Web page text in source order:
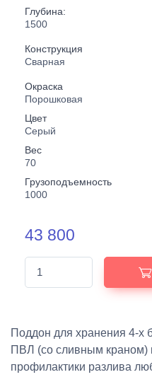
Глубина:
1500
Конструкция
Сварная
Окраска
Порошковая
Цвет
Серый
Вес
70
Грузоподъемность
1000
43 800
Поддон для хранения 4-х
ПВЛ (со сливным краном)
профилактики разлива